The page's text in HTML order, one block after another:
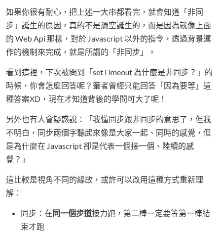
如果你很有耐心，把上述一大串都看完，就會知道「非同
步」誕生的原因，真的不是憑空誕生的，而是因為就像上面
的 Web Api 那樣，對於 Javascript 以外的指令，透過背景運
作的機制來完成，就是所謂的「非同步」。
看到這裡，下次被問到「setTimeout 為什麼是非同步？」的
時候，你會怎麼回答呢？筆者曾經只能回答「因為要等」這
種答案XD，現在才知道背後的學問可大了呢！
另外也有人會疑惑說：「我懂同步跟非同步的意思了，但我
不明白，同步兩個字聽起來像是大家一起、同時的感覺，但
是為什麼在 Javascript 卻是代表一個接一個、陸續的感
覺？」
這比較是視角不同的緣故，或許可以改用這種方式重新理
解：
同步：在 同一個步道接力跑，第二棒一定要等第一棒結
束才跑